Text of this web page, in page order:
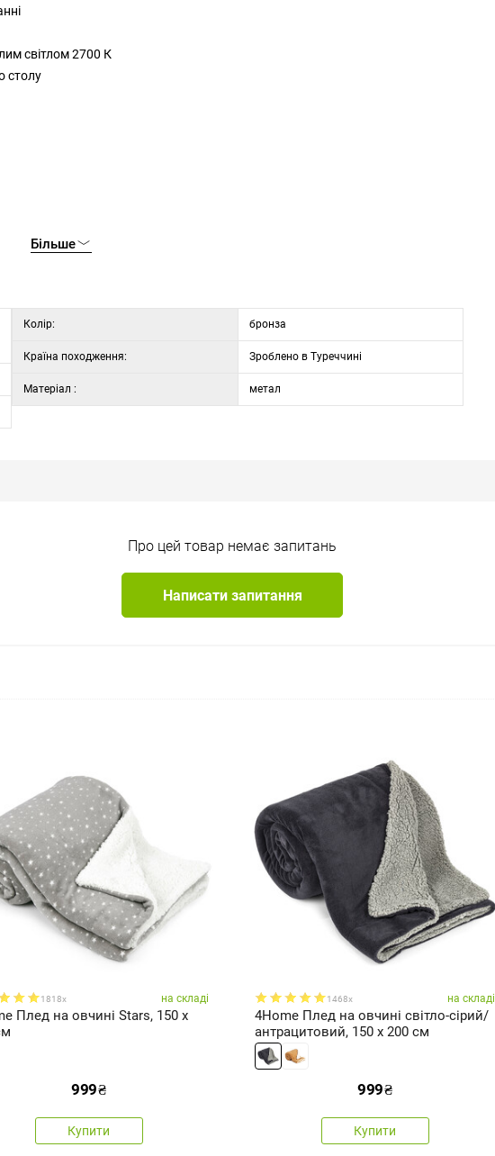
світлом 2700 К
столу
Більше
Колір: бронза
Країна походження: Зроблено в Туреччині
Матеріал : метал
Про цей товар немає запитань
Написати запитання
1818x на складі
Плед на овчині Stars, 150 x
999₴
Купити
1468x на складі
4Home Плед на овчині світло-сірий/
антрацитовий, 150 x 200 см
999₴
Купити